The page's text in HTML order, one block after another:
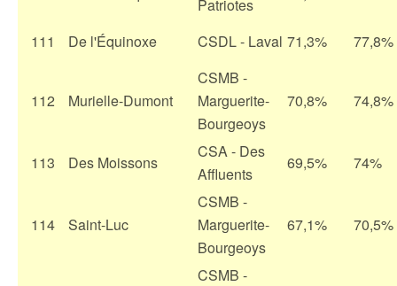
Patriotes
111 De l'Équinoxe CSDL - Laval 71,3% 77,8%
112 Murielle-Dumont
CSMB -
Marguerite-
Bourgeoys
70,8% 74,8%
113 Des Moissons
CSA - Des
Affluents
69,5% 74%
114 Saint-Luc
CSMB -
Marguerite-
Bourgeoys
67,1% 70,5%
CSMB -